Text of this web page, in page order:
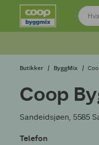
Butikker ByggMix
Coop
Sandeidsjøen, 5585
Telefon